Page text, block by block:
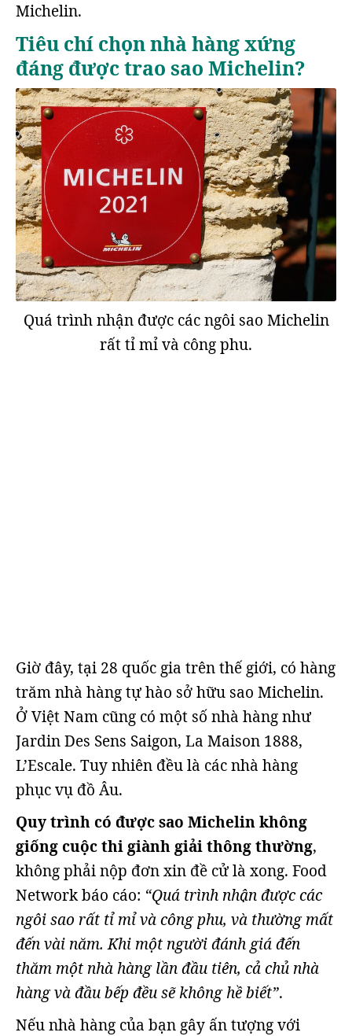
Michelin.
Tiêu chí chọn nhà hàng xứng
đáng được trao sao Michelin?
Quá trình nhận được các ngôi sao Michelin
rất tỉ mỉ và công phu.
Giờ đây, tại 28 quốc gia trên thế giới, có hàng
trăm nhà hàng tự hào sở hữu sao Michelin.
Ở Việt Nam cũng có một số nhà hàng như
Jardin Des Sens Saigon, La Maison 1888,
L’Escale. Tuy nhiên đều là các nhà hàng
phục vụ đồ Âu.
Quy trình có được sao Michelin không
giống cuộc thi giành giải thông thường,
không phải nộp đơn xin đề cử là xong. Food
Network báo cáo: “Quá trình nhận được các
ngôi sao rất tỉ mỉ và công phu, và thường mất
đến vài năm. Khi một người đánh giá đến
thăm một nhà hàng lần đầu tiên, cả chủ nhà
hàng và đầu bếp đều sẽ không hề biết”.
Nếu nhà hàng của bạn gây ấn tượng với